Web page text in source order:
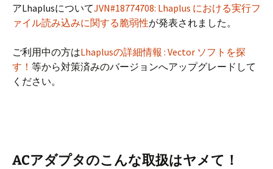
アLhaplusについてJVN#18774708: Lhaplus における実行フ
ァイル読み込みに関する脆弱性が発表されました。
ご利用中の方はLhaplusの詳細情報 : Vector ソフトを探
す！ 等から対策済みのバージョンへアップグレードして
ください。
ACアダプタのこんな取扱はヤメて！